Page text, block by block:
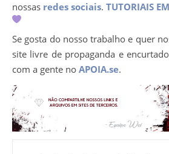
nossas redes sociais. TUTORIAIS
Se gosta do nosso trabalho e quer
site livre de propaganda e
com a gente no APOIA.se.